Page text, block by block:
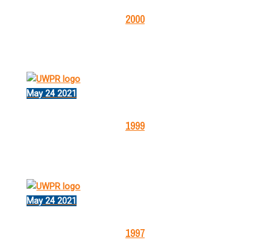
2000
May 24 2021
1999
May 24 2021
1997